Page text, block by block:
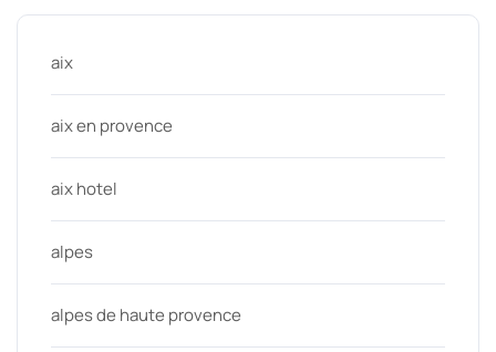
aix
aix en provence
aix hotel
alpes
alpes de haute provence